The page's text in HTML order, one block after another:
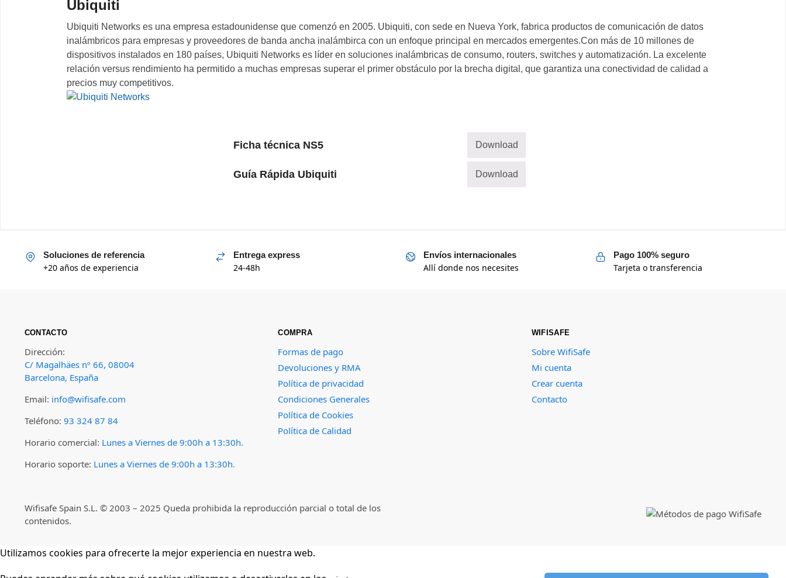
Ubiquiti
Ubiquiti Networks es una empresa estadounidense que comenzó en 2005. Ubiquiti, con sede en Nueva York, fabrica productos de comunicación de datos
inalámbricos para empresas y proveedores de banda ancha inalámbirca con un enfoque principal en mercados emergentes.Con más de 10 millones de
dispositivos instalados en 180 países, Ubiquiti Networks es líder en soluciones inalámbricas de consumo, routers, switches y automatización. La excelente
relación versus rendimiento ha permitido a muchas empresas superar el primer obstáculo por la brecha digital, que garantiza una conectividad de calidad a
precios muy competitivos.
Ficha técnica NS5 Download
Guía Rápida Ubiquiti Download
Soluciones de referencia
+20 años de experiencia
Entrega express
24-48h
Envíos internacionales
Allí donde nos necesites
Pago 100% seguro
Tarjeta o transferencia
CONTACTO
Dirección:
C/ Magalhäes nº 66, 08004
Barcelona, España
Email: info@wifisafe.com
Teléfono: 93 324 87 84
Horario comercial: Lunes a Viernes de 9:00h a 13:30h.
Horario soporte: Lunes a Viernes de 9:00h a 13:30h.
COMPRA
Formas de pago
Devoluciones y RMA
Política de privacidad
Condiciones Generales
Política de Cookies
Política de Calidad
WIFISAFE
Sobre WifiSafe
Mi cuenta
Crear cuenta
Contacto
Wifisafe Spain S.L. © 2003 – 2025 Queda prohibida la reproducción parcial o total de los
contenidos.
Utilizamos cookies para ofrecerte la mejor experiencia en nuestra web.